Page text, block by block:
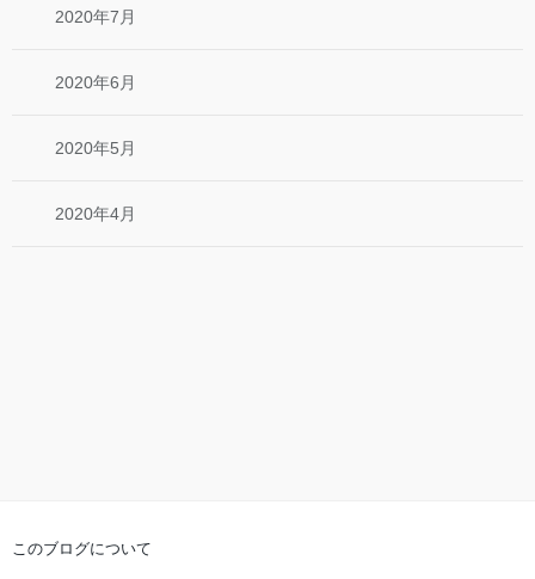
2020年7月
2020年6月
2020年5月
2020年4月
このブログについて